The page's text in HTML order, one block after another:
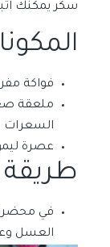
سكر يمكنك
فواكة
ملعقة
السعرات
عصرة
طريقة
في محضرة
العسل